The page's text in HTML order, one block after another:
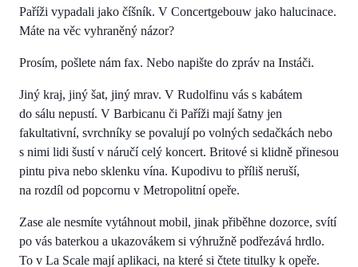
Paříži vypadali jako číšník. V Concertgebouw jako halucinace.
Máte na věc vyhraněný názor?
Prosím, pošlete nám fax. Nebo napište do zpráv na Instáči.
Jiný kraj, jiný šat, jiný mrav. V Rudolfinu vás s kabátem
do sálu nepustí. V Barbicanu či Paříži mají šatny jen
fakultativní, svrchníky se povalují po volných sedačkách nebo
s nimi lidi šustí v náručí celý koncert. Britové si klidně přinesou
pintu piva nebo sklenku vína. Kupodivu to příliš neruší,
na rozdíl od popcornu v Metropolitní opeře.
Zase ale nesmíte vytáhnout mobil, jinak přiběhne dozorce, svítí
po vás baterkou a ukazovákem si výhružně podřezává hrdlo.
To v La Scale mají aplikaci, na které si čtete titulky k opeře.